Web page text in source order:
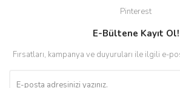
Pinterest
E-Bültene Kayıt Ol!
Fırsatları, kampanya ve duyuruları ile ilgili e-